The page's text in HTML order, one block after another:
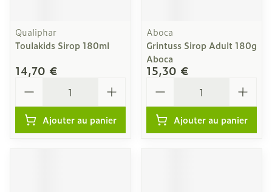
Qualiphar
Toulakids Sirop 180ml
14,70 €
Ajouter au panier
Aboca
Grintuss Sirop Adult 180g
Aboca
15,30 €
Ajouter au panier